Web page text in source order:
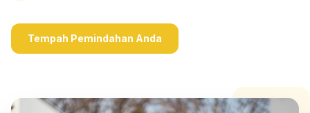
Tempah Pemindahan Anda